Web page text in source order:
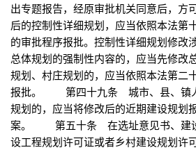
出专题报告，经原审批机关同意后，方
后的控制性详细规划，应当依照本法第
的审批程序报批。控制性详细规划修改
总体规划的强制性内容的，应当先修
规划、村庄规划的，应当依照本法第二
报批。 第四十九条 城市、县、镇
规划的，应当将修改后的近期建设规划
案。 第五十条 在选址意见书、建
设工程规划许可证或者乡村建设规划许